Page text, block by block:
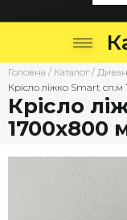
Головна / Каталог /
Крісло ліжко Smart сп.м
Крісло
1700х800